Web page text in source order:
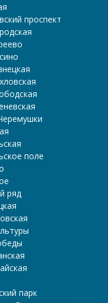
проспект
поле
ряд
парк